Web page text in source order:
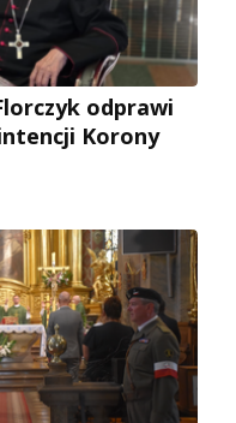
odprawi
Korony